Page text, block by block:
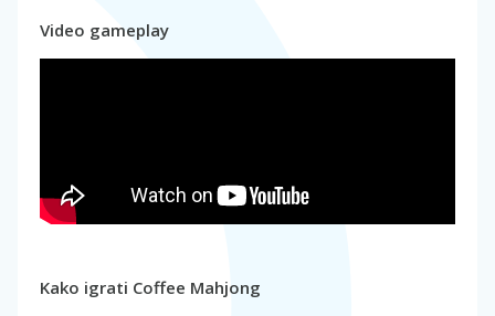
Video gameplay
Kako igrati Coffee Mahjong